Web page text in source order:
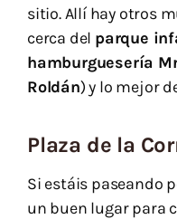
sitio. Allí hay otros
cerca del parque
hamburguesería
Roldán) y lo mejor
Plaza de la
Si estáis paseando
un buen lugar para